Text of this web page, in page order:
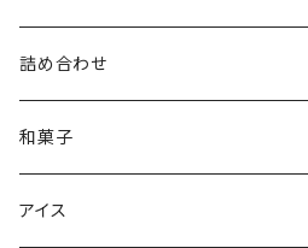
詰め合わせ
和菓子
アイス